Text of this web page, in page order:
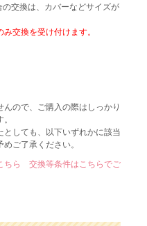
交換は、カバーなどサイズが
み交換を受け付けます。
ので、ご購入の際はしっかり
としても、以下いずれかに該当
ご了承ください。
ちら 交換等条件はこちらでご